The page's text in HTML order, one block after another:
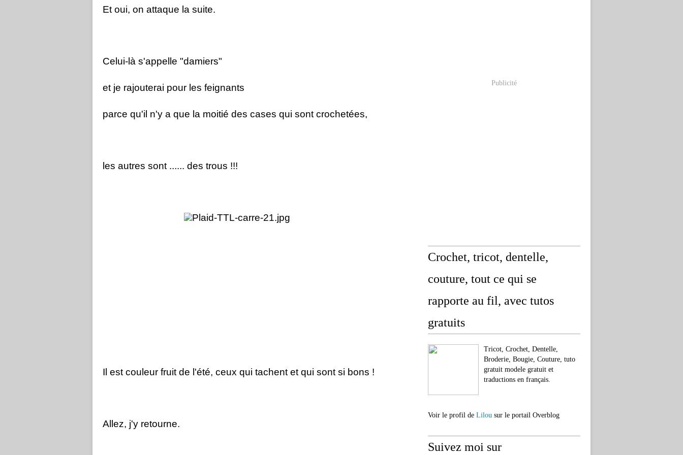
Et oui, on attaque la suite.
Celui-là s'appelle "damiers"
et je rajouterai pour les feignants
parce qu'il n'y a que la moitié des cases qui sont crochetées,
les autres sont ...... des trous !!!
Il est couleur fruit de l'été, ceux qui tachent et qui sont si bons !
Allez, j'y retourne.
Publicité
Crochet, tricot, dentelle,
couture, tout ce qui se
rapporte au fil, avec tutos
gratuits
Tricot, Crochet, Dentelle,
Broderie, Bougie, Couture, tuto
gratuit modele gratuit et
traductions en français.
Voir le profil de Lilou sur le portail Overblog
Suivez moi sur